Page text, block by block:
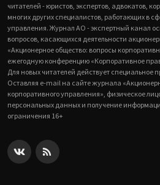
читателей - юристов, экспертов, адвокатов,
многих других специалистов, работающих в
управления. Журнал АО - экспертный канал
вопросов, касающихся деятельности
«Акционерное общество: вопросы
ежегодную конференцию «Корпоративное
Для новых читателей действует специальное
Оставляя e-mail на сайте журнала
корпоративного управления», физическое
персональных данных и получение
ограничения 16+